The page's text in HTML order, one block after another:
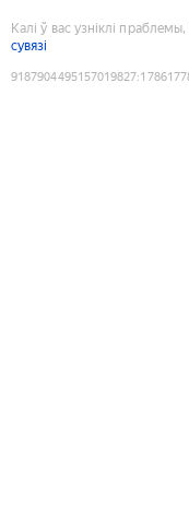
Калі ў вас узніклі
сувязі
9187904495157019827: